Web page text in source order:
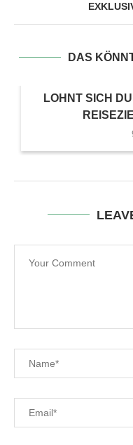
DAS
LOHNT SICH